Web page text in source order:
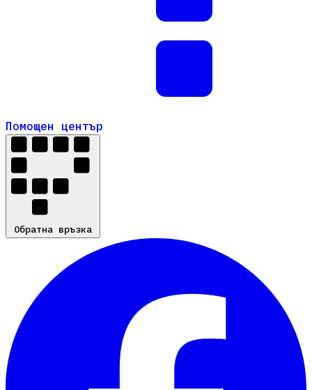
Помощен център
Помощен център
Обратна връзка
Обратна връзка